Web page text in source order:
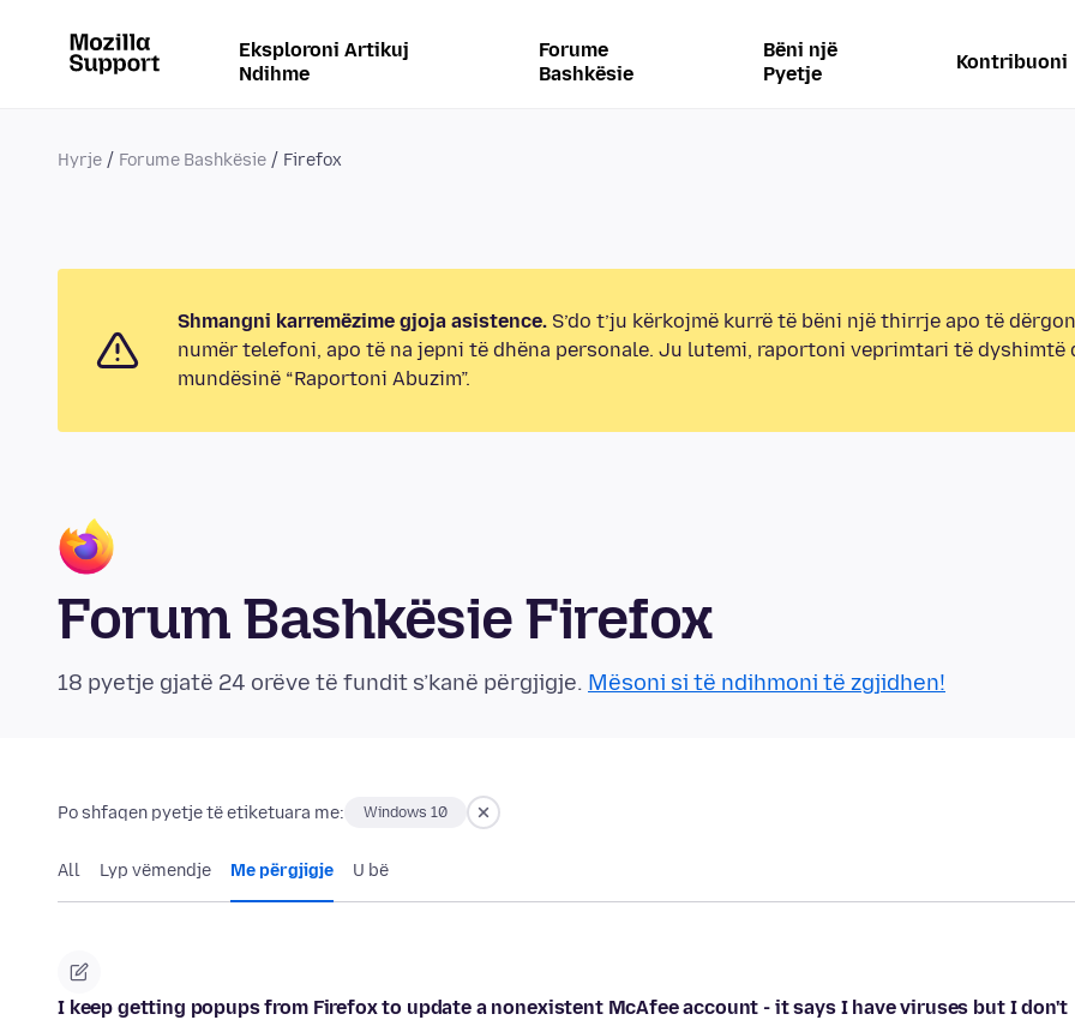
Eksploroni Artikuj
Ndihme
Forume
Bashkësie
Bëni një
Pyetje
Kontribuoni
Hyrje Forume Bashkësie Firefox
Shmangni karremëzime gjoja asistence. S’do t’ju kërkojmë kurrë të bëni një thirrje apo të
numër telefoni, apo të na jepni të dhëna personale. Ju lutemi, raportoni veprimtari të dyshimtë
mundësinë “Raportoni Abuzim”.
Forum Bashkësie Firefox
18 pyetje gjatë 24 orëve të fundit s’kanë përgjigje. Mësoni si të ndihmoni të zgjidhen!
Po shfaqen pyetje të etiketuara me: Windows 10
All Lyp vëmendje Me përgjigje U bë
I keep getting popups from Firefox to update a nonexistent McAfee account - it says I have viruses but I don't